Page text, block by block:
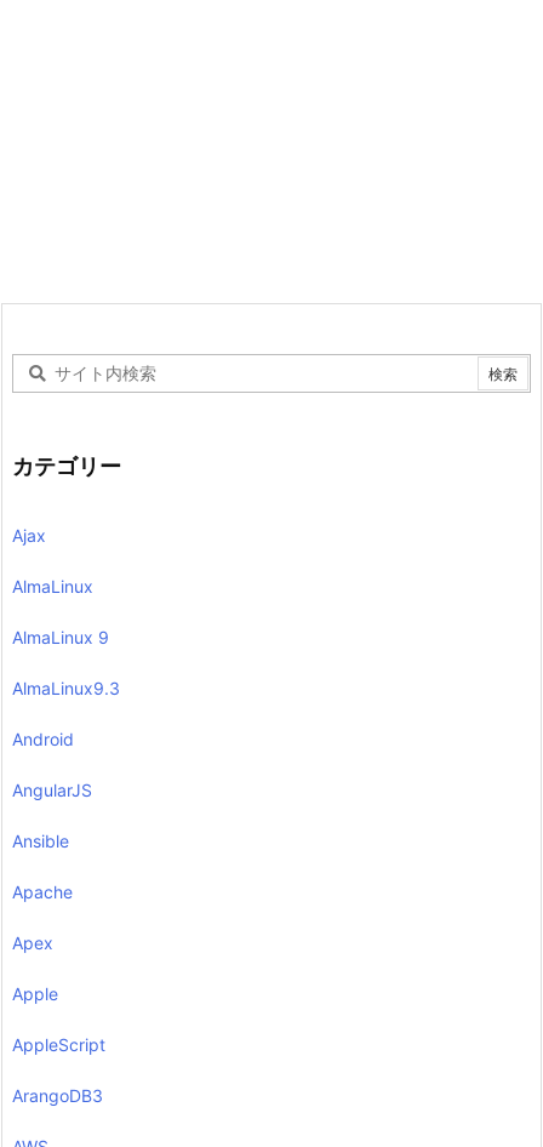
カテゴリー
Ajax
AlmaLinux
AlmaLinux 9
AlmaLinux9.3
Android
AngularJS
Ansible
Apache
Apex
Apple
AppleScript
ArangoDB3